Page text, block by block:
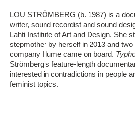
LOU STRÖMBERG (b. 1987) is a
writer, sound recordist and sound
Lahti Institute of Art and Design. She
stepmother by herself in 2013 and
company Illume came on board.
Strömberg’s feature-length
interested in contradictions in people
feminist topics.